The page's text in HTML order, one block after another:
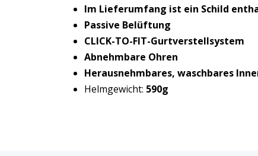
Im Lieferumfang ist ein Schild
Passive Belüftung
CLICK-TO-FIT-Gurtverstellsystem
Abnehmbare Ohren
Herausnehmbares, waschbares
Helmgewicht: 590g